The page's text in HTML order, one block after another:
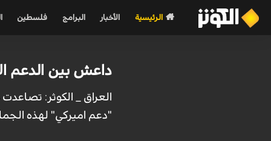
الرئيسية الأخبار البرامج فلسطين
داعش بين الدعم
العراق _ الكوثر:
"دعم اميركي" لهذه